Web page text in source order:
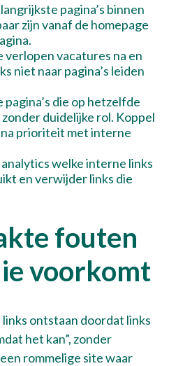
pagina’s binnen
zijn vanaf de homepage
verlopen vacatures na en
niet naar pagina’s leiden
die op hetzelfde
duidelijke rol. Koppel
prioriteit met interne
welke interne links
en verwijder links die
fouten
voorkomt
ontstaan doordat links
het kan”, zonder
rommelige site waar